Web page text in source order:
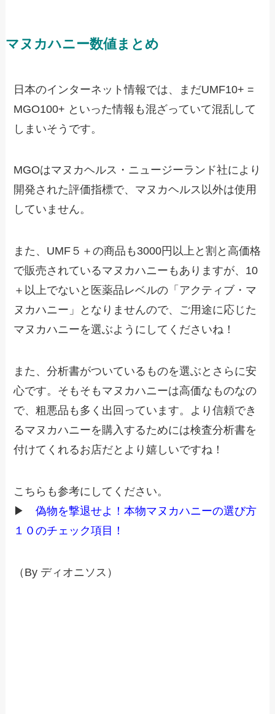
マヌカハニー数値まとめ
日本のインターネット情報では、まだUMF10+ =
MGO100+ といった情報も混ざっていて混乱して
しまいそうです。
MGOはマヌカヘルス・ニュージーランド社により
開発された評価指標で、マヌカヘルス以外は使用
していません。
また、UMF５＋の商品も3000円以上と割と高価格
で販売されているマヌカハニーもありますが、10
＋以上でないと医薬品レベルの「アクティブ・マ
ヌカハニー」となりませんので、ご用途に応じた
マヌカハニーを選ぶようにしてくださいね！
また、分析書がついているものを選ぶとさらに安
心です。そもそもマヌカハニーは高価なものなの
で、粗悪品も多く出回っています。より信頼でき
るマヌカハニーを購入するためには検査分析書を
付けてくれるお店だとより嬉しいですね！
こちらも参考にしてください。
▶偽物を撃退せよ！本物マヌカハニーの選び方
１０のチェック項目！
（By ディオニソス）